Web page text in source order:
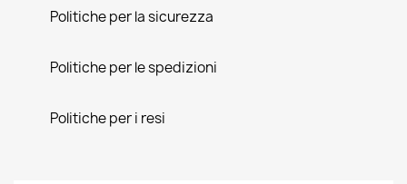
Politiche per la sicurezza
Politiche per le spedizioni
Politiche per i resi